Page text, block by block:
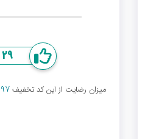
29
میزان رضایت از این کد تخفیف97 درصد